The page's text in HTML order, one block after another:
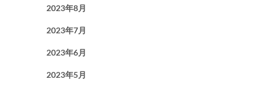
2023年8月
2023年7月
2023年6月
2023年5月